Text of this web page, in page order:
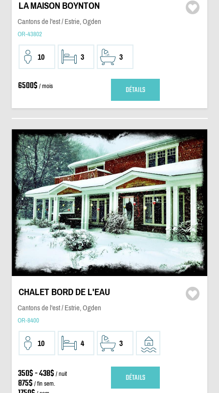
LA MAISON BOYNTON
Cantons de l'est / Estrie, Ogden
OR-43802
10 3 3
6500$ / mois DÉTAILS
CHALET BORD DE L'EAU
Cantons de l'est / Estrie, Ogden
OR-8400
10 4 3
350$ - 438$ / nuit
875$ / fin sem. DÉTAILS